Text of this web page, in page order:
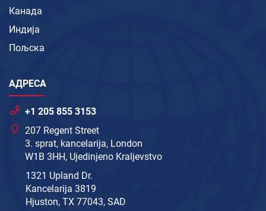
Канада
Индија
Пољска
АДРЕСА
+1 205 855 3153
207 Regent Street
3. sprat, kancelarija, London
W1B 3HH, Ujedinjeno Kraljevstvo
1321 Upland Dr.
Kancelarija 3819
Hjuston, TX 77043, SAD